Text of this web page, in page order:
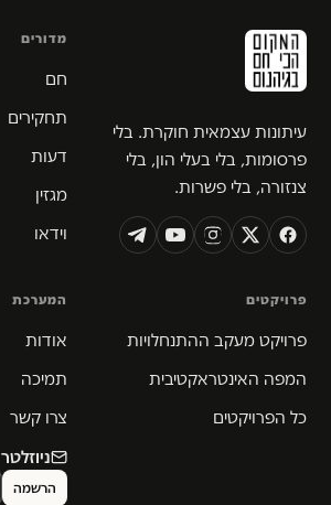
עיתונות עצמאית חוקרת. בלי
פרסומות, בלי בעלי הון, בלי
צנזורה, בלי פשרות.
מדורים
חם
תחקירים
דעות
מגזין
וידאו
פרויקטים
פרויקט מעקב ההתנחלויות
המפה האינטראקטיבית
כל הפרויקטים
המערכת
אודות
תמיכה
צרו קשר
ניוזלטר